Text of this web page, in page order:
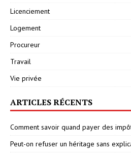
Licenciement
Logement
Procureur
Travail
Vie privée
ARTICLES RÉCENTS
Comment savoir quand payer des
Peut-on refuser un héritage sans